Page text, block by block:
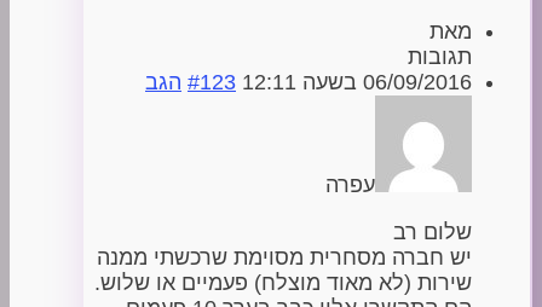
מאת
תגובות
06/09/2016 בשעה 12:11
#123 הגב
עפרה
שלום רב
יש חברה מסחרית מסוימת שרכשתי ממנה
שירות (לא מאוד מוצלח) פעמיים או שלוש.